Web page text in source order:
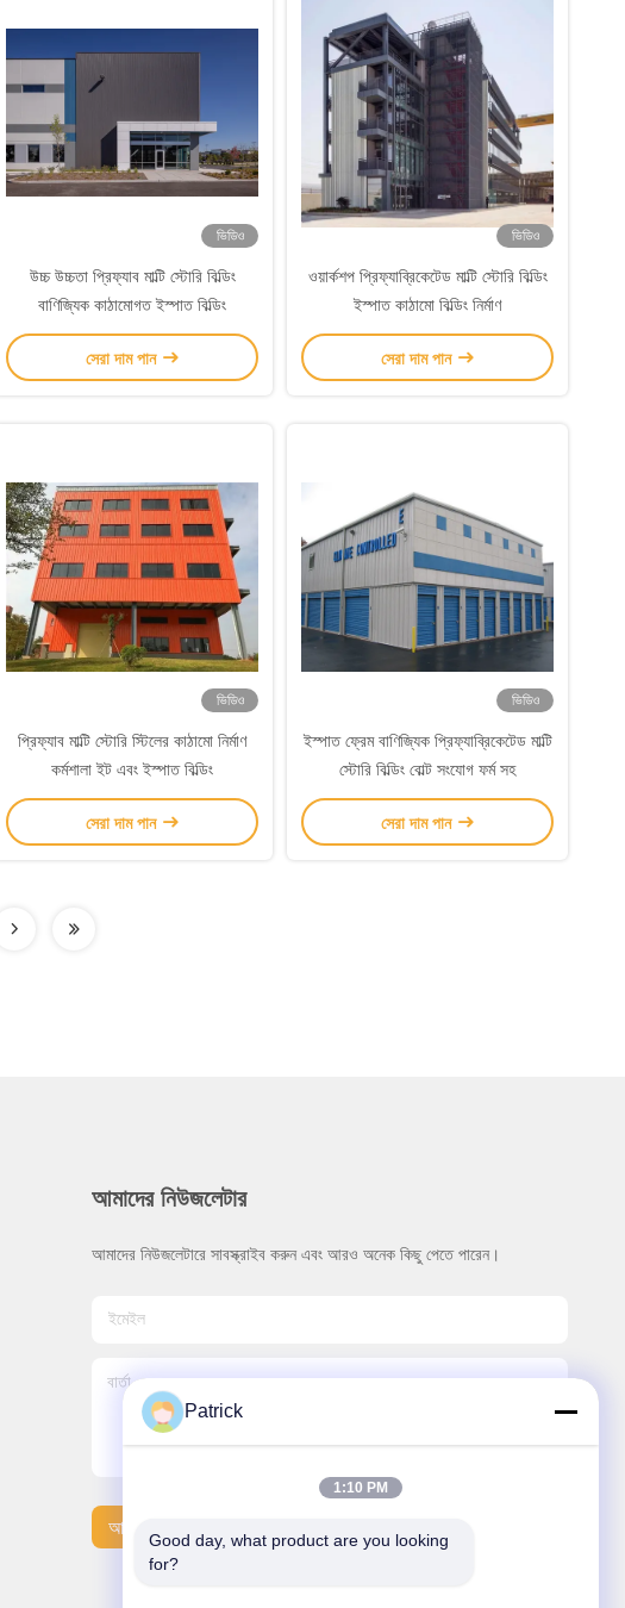
ভিডিও
উচ্চ উচ্চতা প্রিফ্যাব মাল্টি স্টোরি বিল্ডিং
বাণিজ্যিক কাঠামোগত ইস্পাত বিল্ডিং
সেরা দাম পান
ভিডিও
ওয়ার্কশপ প্রিফ্যাব্রিকেটেড মাল্টি স্টোরি বিল্ডিং
ইস্পাত কাঠামো বিল্ডিং নির্মাণ
সেরা দাম পান
ভিডিও
প্রিফ্যাব মাল্টি স্টোরি স্টিলের কাঠামো নির্মাণ
কর্মশালা ইট এবং ইস্পাত বিল্ডিং
সেরা দাম পান
ভিডিও
ইস্পাত ফ্রেম বাণিজ্যিক প্রিফ্যাব্রিকেটেড মাল্টি
স্টোরি বিল্ডিং বোল্ট সংযোগ ফর্ম সহ
সেরা দাম পান
আমাদের নিউজলেটার
আমাদের নিউজলেটারে সাবস্ক্রাইব করুন এবং আরও অনেক কিছু পেতে পারেন।
আমাদের সাথে যোগাযোগ
Patrick
1:10 PM
Good day, what product are you looking
for?